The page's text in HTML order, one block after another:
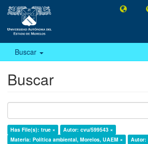
Buscar
Buscar
Has File(s): true ×
Autor: cvu/599543 ×
Materia: Política ambiental, Morelos, UAEM ×
Autor: